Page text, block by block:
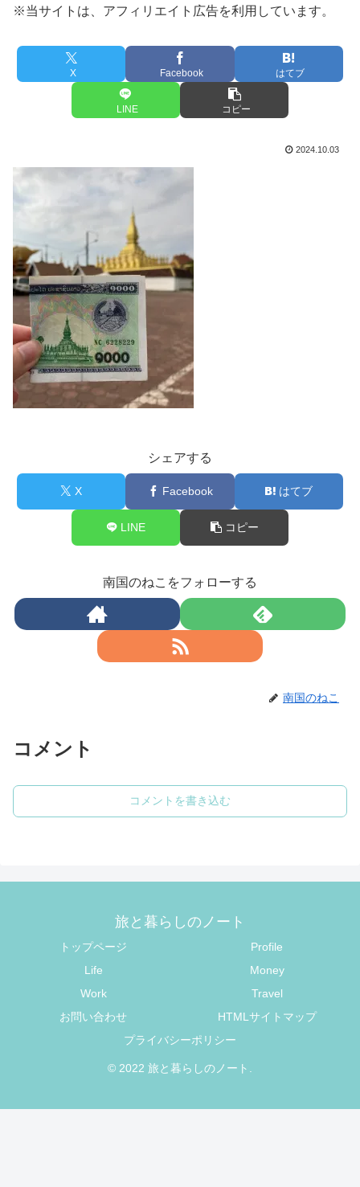
※当サイトは、アフィリエイト広告を利用しています。
X Facebook はてブ
LINE コピー
2024.10.03
シェアする
X Facebook はてブ
LINE コピー
南国のねこをフォローする
南国のねこ
コメント
コメントを書き込む
旅と暮らしのノート
トップページ
Profile
Life
Money
Work
Travel
お問い合わせ
HTMLサイトマップ
プライバシーポリシー
© 2022 旅と暮らしのノート.